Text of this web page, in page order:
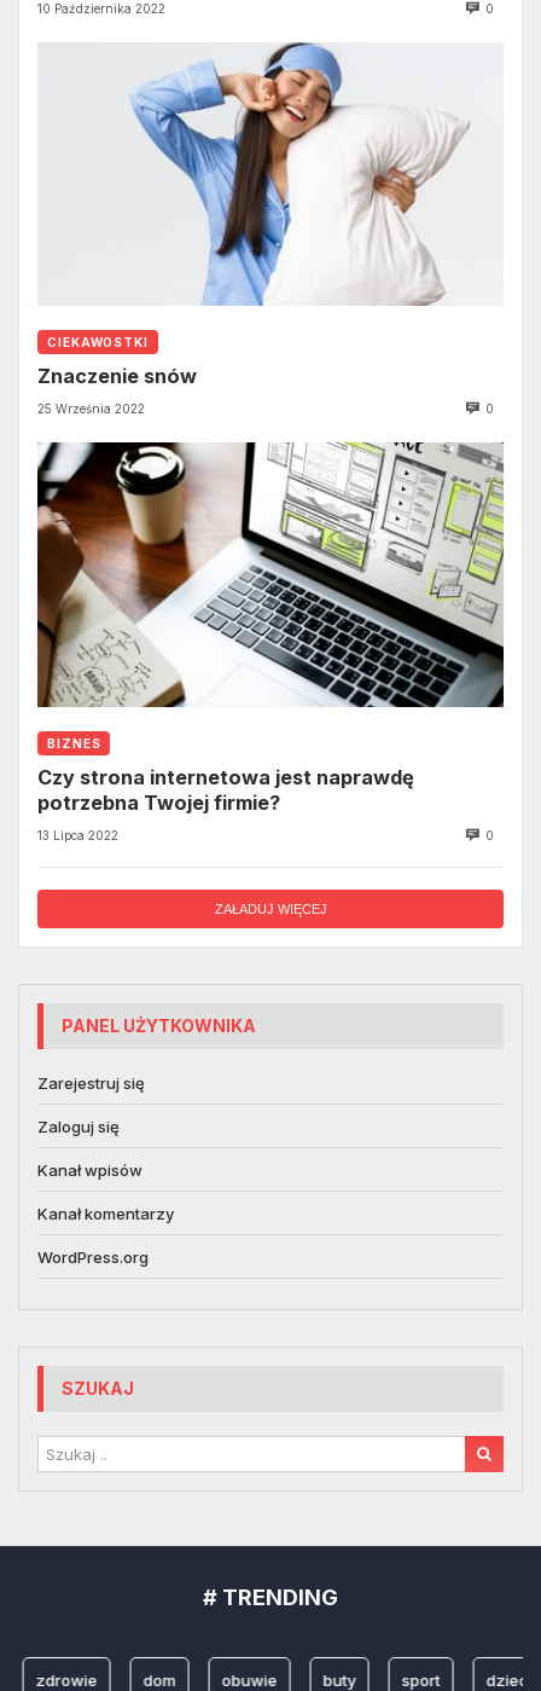
10 Października 2022 0
CIEKAWOSTKI
Znaczenie snów
25 Września 2022 0
BIZNES
Czy strona internetowa jest naprawdę
potrzebna Twojej firmie?
13 Lipca 2022 0
ZAŁADUJ WIĘCEJ
PANEL UŻYTKOWNIKA
Zarejestruj się
Zaloguj się
Kanał wpisów
Kanał komentarzy
WordPress.org
SZUKAJ
# TRENDING
zdrowie dom obuwie buty sport dzieci